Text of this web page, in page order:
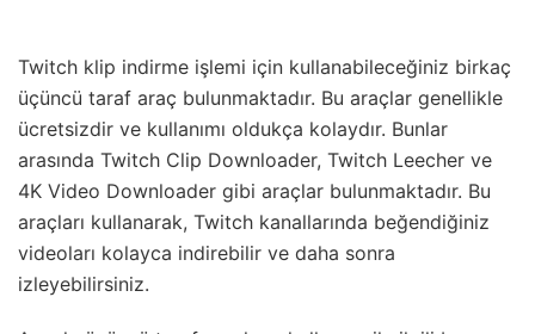
Twitch klip indirme işlemi için kullanabileceğiniz birkaç
üçüncü taraf araç bulunmaktadır. Bu araçlar genellikle
ücretsizdir ve kullanımı oldukça kolaydır. Bunlar
arasında Twitch Clip Downloader, Twitch Leecher ve
4K Video Downloader gibi araçlar bulunmaktadır. Bu
araçları kullanarak, Twitch kanallarında beğendiğiniz
videoları kolayca indirebilir ve daha sonra
izleyebilirsiniz.